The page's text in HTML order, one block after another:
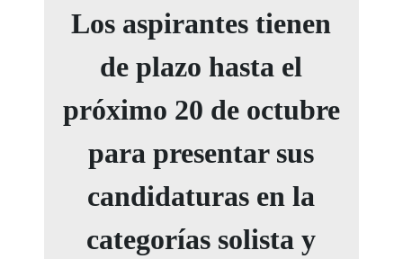
Los aspirantes tienen
de plazo hasta el
próximo 20 de octubre
para presentar sus
candidaturas en la
categorías solista y